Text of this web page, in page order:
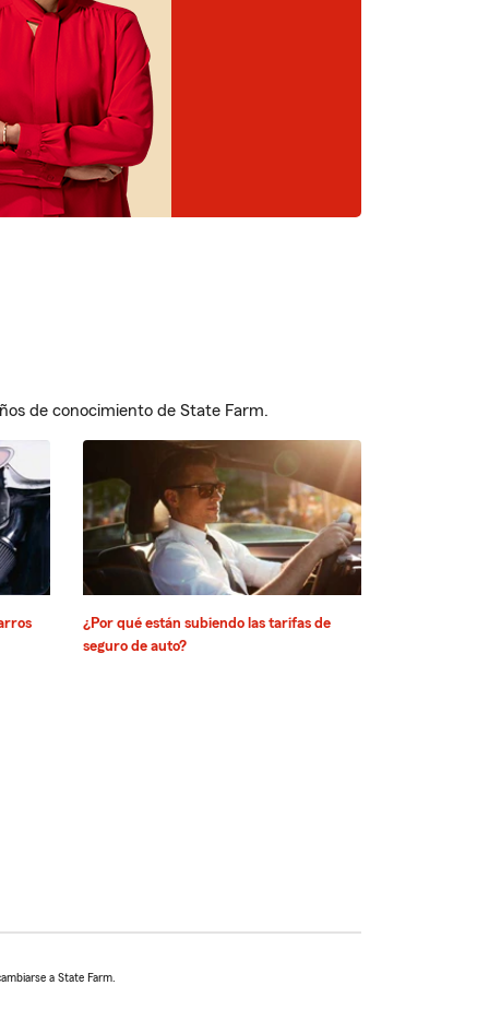
de conocimiento de State Farm.
¿Por qué están subiendo las tarifas de
seguro de auto?
a State Farm.